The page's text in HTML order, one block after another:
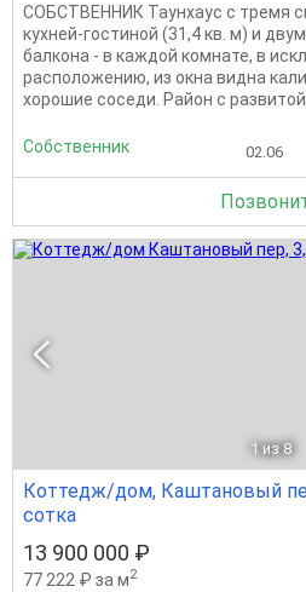
СОБСТВЕННИК Таунхаус с тремя
кухней-гостиной (31,4 кв. м) и
балкона - в каждой комнате, в
расположению, из окна видна
хорошие соседи. Район с развитой
Собственник 02.06
1 из 8
Коттедж/дом, Каштановый
сотка
13 900 000 ₽
77 222 ₽ за м2